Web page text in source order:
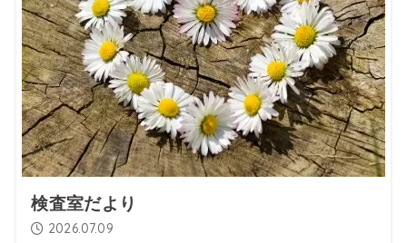
検査室だより
2026.07.09